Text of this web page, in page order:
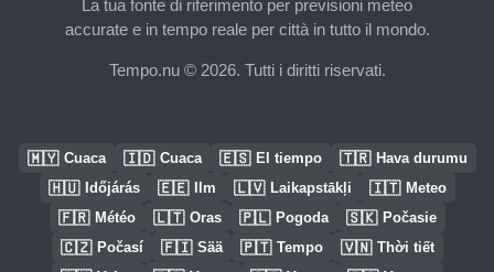
La tua fonte di riferimento per previsioni meteo
accurate e in tempo reale per città in tutto il mondo.
Tempo.nu © 2026. Tutti i diritti riservati.
🇲🇾 Cuaca 🇮🇩 Cuaca 🇪🇸 El tiempo 🇹🇷 Hava durumu
🇭🇺 Időjárás 🇪🇪 Ilm 🇱🇻 Laikapstākļi 🇮🇹 Meteo
🇫🇷 Météo 🇱🇹 Oras 🇵🇱 Pogoda 🇸🇰 Počasie
🇨🇿 Počasí 🇫🇮 Sää 🇵🇹 Tempo 🇻🇳 Thời tiết